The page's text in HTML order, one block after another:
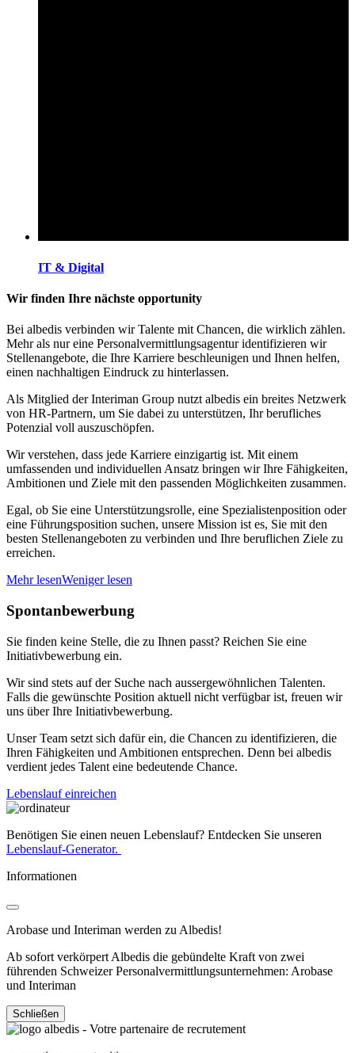
IT & Digital
Wir finden Ihre nächste opportunity
Bei albedis verbinden wir Talente mit Chancen, die wirklich zählen.
Mehr als nur eine Personalvermittlungsagentur identifizieren wir
Stellenangebote, die Ihre Karriere beschleunigen und Ihnen helfen,
einen nachhaltigen Eindruck zu hinterlassen.
Als Mitglied der Interiman Group nutzt albedis ein breites Netzwerk
von HR-Partnern, um Sie dabei zu unterstützen, Ihr berufliches
Potenzial voll auszuschöpfen.
Wir verstehen, dass jede Karriere einzigartig ist. Mit einem
umfassenden und individuellen Ansatz bringen wir Ihre Fähigkeiten,
Ambitionen und Ziele mit den passenden Möglichkeiten zusammen.
Egal, ob Sie eine Unterstützungsrolle, eine Spezialistenposition oder
eine Führungsposition suchen, unsere Mission ist es, Sie mit den
besten Stellenangeboten zu verbinden und Ihre beruflichen Ziele zu
erreichen.
Mehr lesenWeniger lesen
Spontanbewerbung
Sie finden keine Stelle, die zu Ihnen passt? Reichen Sie eine
Initiativbewerbung ein.
Wir sind stets auf der Suche nach aussergewöhnlichen Talenten.
Falls die gewünschte Position aktuell nicht verfügbar ist, freuen wir
uns über Ihre Initiativbewerbung.
Unser Team setzt sich dafür ein, die Chancen zu identifizieren, die
Ihren Fähigkeiten und Ambitionen entsprechen. Denn bei albedis
verdient jedes Talent eine bedeutende Chance.
Lebenslauf einreichen
Benötigen Sie einen neuen Lebenslauf? Entdecken Sie unseren
Lebenslauf-Generator.
Informationen
Arobase und Interiman werden zu Albedis!
Ab sofort verkörpert Albedis die gebündelte Kraft von zwei
führenden Schweizer Personalvermittlungsunternehmen: Arobase
und Interiman
Schließen